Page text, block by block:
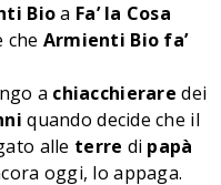
Bioa Fa’ la Cosa
che Armienti Bio fa’
a chiacchierare dei
quando decide che il
alle terre di papà
oggi, lo appaga.